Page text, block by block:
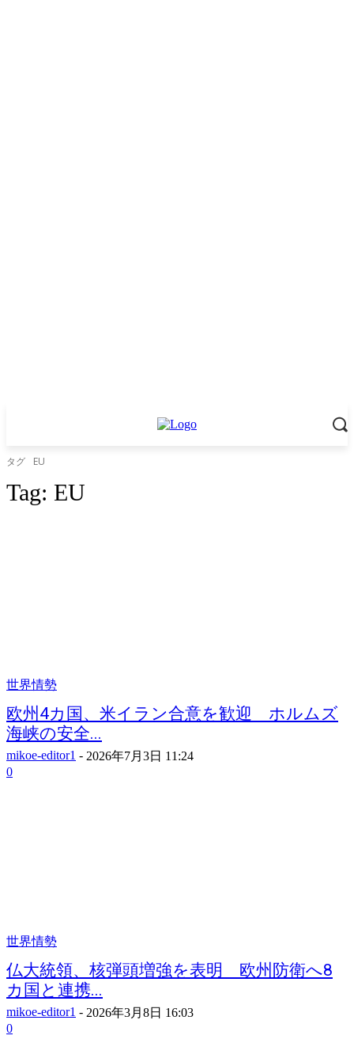
タグ EU
Tag: EU
世界情勢
欧州4カ国、米イラン合意を歓迎 ホルムズ
海峡の安全...
mikoe-editor1 - 2026年7月3日 11:24
0
世界情勢
仏大統領、核弾頭増強を表明 欧州防衛へ8
カ国と連携...
mikoe-editor1 - 2026年3月8日 16:03
0